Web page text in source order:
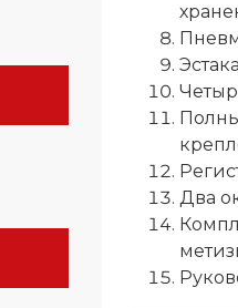
Два